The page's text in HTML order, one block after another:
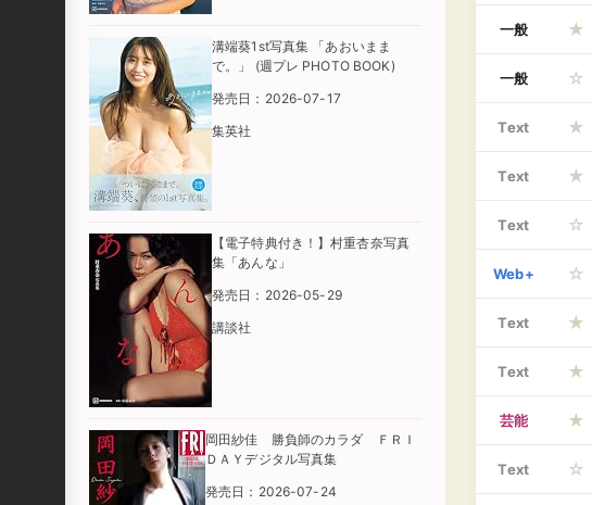
溝端葵1st写真集 「あおいまま
で。」 (週プレ PHOTO BOOK)
発売日：2026-07-17
集英社
【電子特典付き！】村重杏奈写真
集「あんな」
発売日：2026-05-29
講談社
岡田紗佳 勝負師のカラダ ＦＲＩ
ＤＡＹデジタル写真集
発売日：2026-07-24
一般 ★
一般 ☆
Text ★
Text ★
Text ☆
Web+ ☆
Text ★
Text ★
芸能 ★
Text ☆